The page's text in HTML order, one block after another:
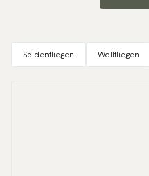
Seidenfliegen Wollfliegen